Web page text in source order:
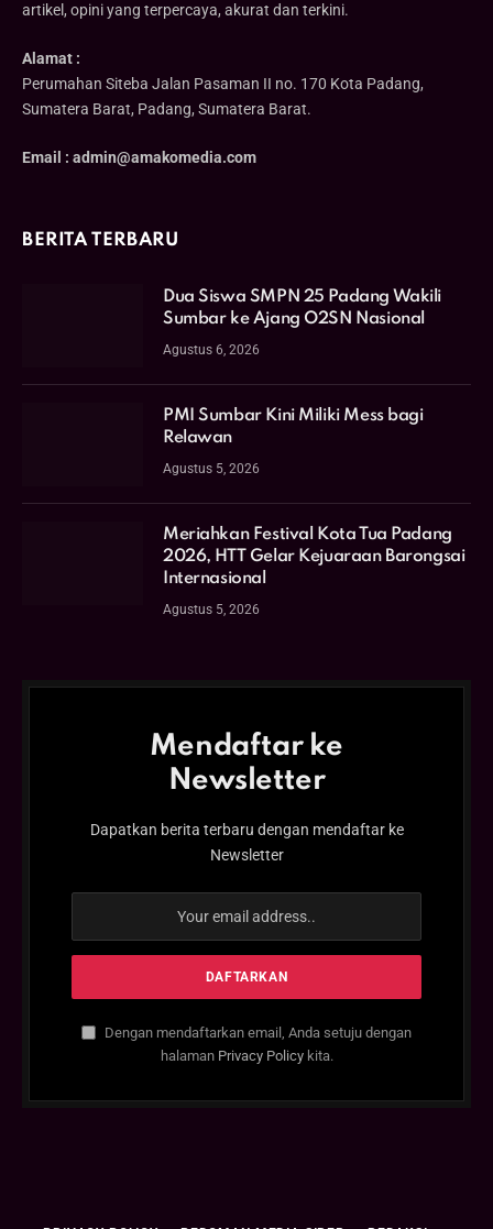
artikel, opini yang terpercaya, akurat dan terkini.
Alamat :
Perumahan Siteba Jalan Pasaman II no. 170 Kota Padang,
Sumatera Barat, Padang, Sumatera Barat.
Email : admin@amakomedia.com
BERITA TERBARU
Dua Siswa SMPN 25 Padang Wakili
Sumbar ke Ajang O2SN Nasional
Agustus 6, 2026
PMI Sumbar Kini Miliki Mess bagi
Relawan
Agustus 5, 2026
Meriahkan Festival Kota Tua Padang
2026, HTT Gelar Kejuaraan Barongsai
Internasional
Agustus 5, 2026
Mendaftar ke
Newsletter
Dapatkan berita terbaru dengan mendaftar ke
Newsletter
Dengan mendaftarkan email, Anda setuju dengan
halaman Privacy Policykita.